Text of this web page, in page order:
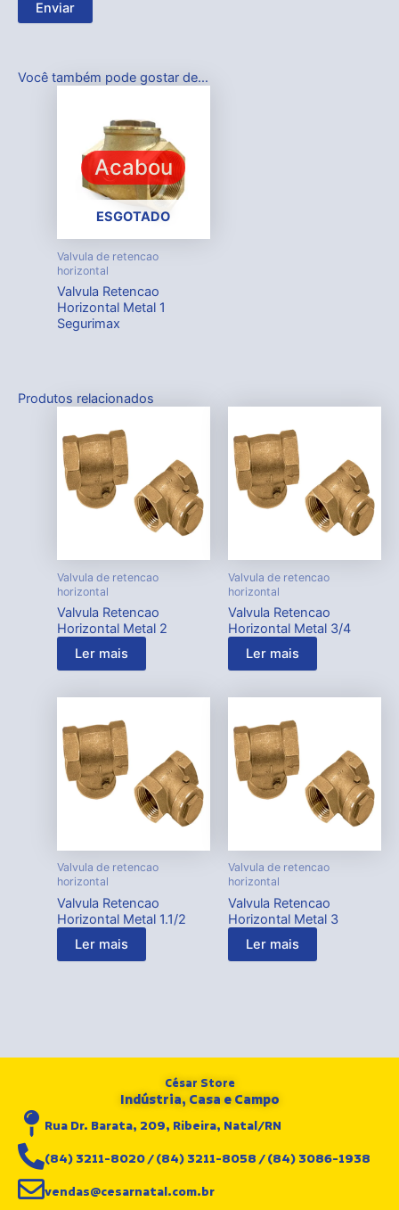
Você também pode gostar de…
Acabou
ESGOTADO
Valvula de retencao
horizontal
Valvula Retencao
Horizontal Metal 1
Segurimax
Produtos relacionados
Valvula de retencao
horizontal
Valvula Retencao
Horizontal Metal 2
Ler mais
Valvula de retencao
horizontal
Valvula Retencao
Horizontal Metal 3/4
Ler mais
Valvula de retencao
horizontal
Valvula Retencao
Horizontal Metal 1.1/2
Ler mais
Valvula de retencao
horizontal
Valvula Retencao
Horizontal Metal 3
Ler mais
César Store
Indústria, Casa e Campo
Rua Dr. Barata, 209, Ribeira, Natal/RN
(84) 3211-8020 / (84) 3211-8058 / (84) 3086-1938
vendas@cesarnatal.com.br